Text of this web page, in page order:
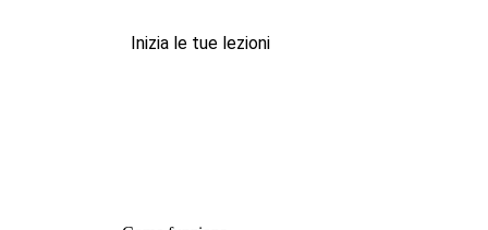
Inizia le tue lezioni